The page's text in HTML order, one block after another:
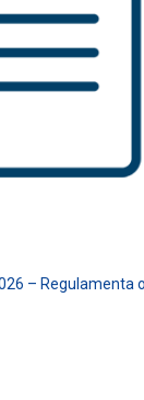
– Regulamenta